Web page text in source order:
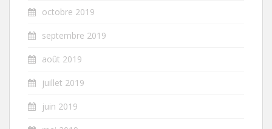
octobre 2019
septembre 2019
août 2019
juillet 2019
juin 2019